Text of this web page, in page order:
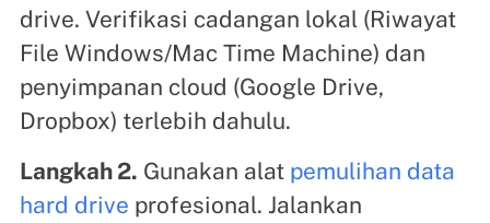
drive. Verifikasi cadangan lokal (Riwayat
File Windows/Mac Time Machine) dan
penyimpanan cloud (Google Drive,
Dropbox) terlebih dahulu.
Langkah 2. Gunakan alat pemulihan data
hard drive profesional. Jalankan